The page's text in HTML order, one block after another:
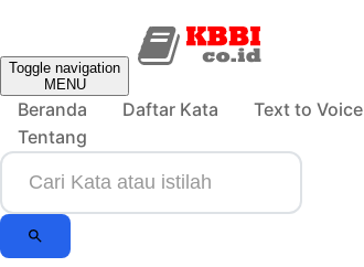
Toggle navigation
MENU
Beranda Daftar Kata
Text to Voice
Tentang